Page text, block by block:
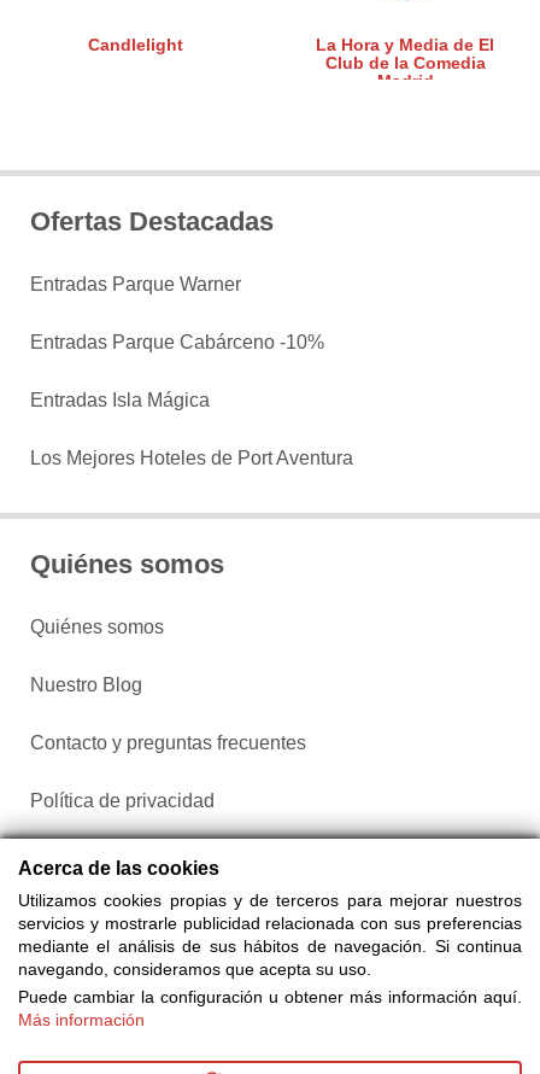
Candlelight
La Hora y Media de El
Club de la Comedia
Madrid
Ofertas Destacadas
Entradas Parque Warner
Entradas Parque Cabárceno -10%
Entradas Isla Mágica
Los Mejores Hoteles de Port Aventura
Quiénes somos
Quiénes somos
Nuestro Blog
Contacto y preguntas frecuentes
Política de privacidad
Configurar cookies
de 25 proveedores
Acerca de las cookies
Utilizamos cookies propias y de terceros para mejorar nuestros
servicios y mostrarle publicidad relacionada con sus preferencias
mediante el análisis de sus hábitos de navegación. Si continua
navegando, consideramos que acepta su uso.
Puede cambiar la configuración u obtener más información aquí.
Más información